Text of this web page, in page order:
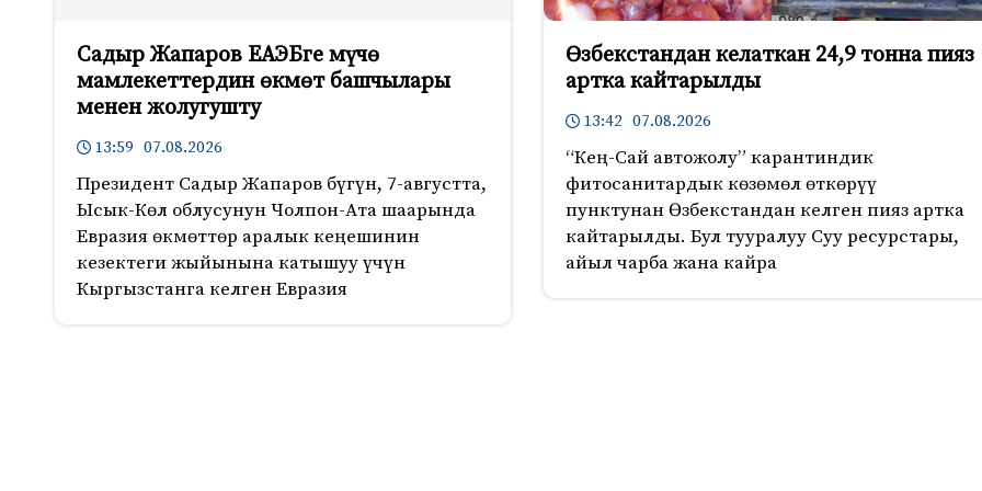
Садыр Жапаров ЕАЭБге мүчө
мамлекеттердин өкмөт башчылары
менен жолугушту
13:59 07.08.2026
Президент Садыр Жапаров бүгүн, 7-августта,
Ысык-Көл облусунун Чолпон-Ата шаарында
Евразия өкмөттөр аралык кеңешинин
кезектеги жыйынына катышуу үчүн
Кыргызстанга келген Евразия
Өзбекстандан келаткан 24,9 тонна пияз
артка кайтарылды
13:42 07.08.2026
“Кең-Сай автожолу” карантиндик
фитосанитардык көзөмөл өткөрүү
пунктунан Өзбекстандан келген пияз артка
кайтарылды. Бул тууралуу Суу ресурстары,
айыл чарба жана кайра